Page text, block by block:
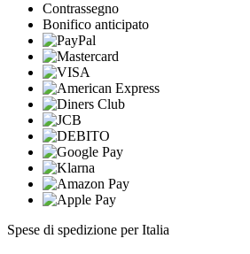
Contrassegno
Bonifico anticipato
Spese di spedizione per Italia